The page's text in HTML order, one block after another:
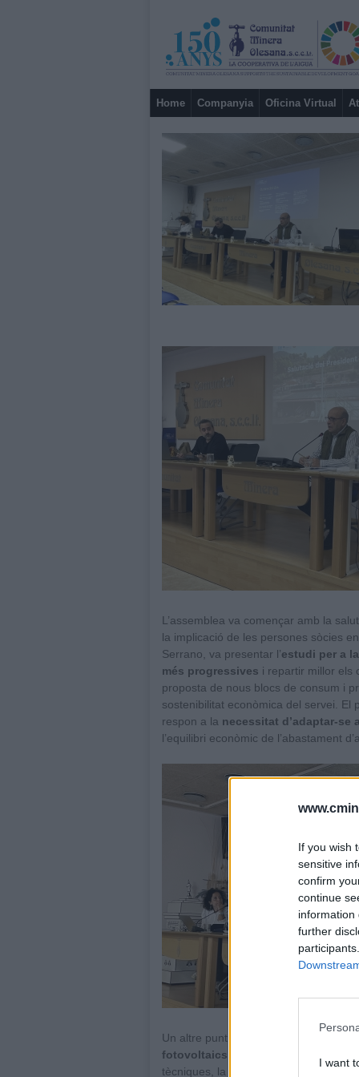
If you wish
sensitive
confirm
continue
information
further
I want
Home Companyia Oficina Virtual
L’assemblea va començar amb la
la implicació de les persones sòcies
Serrano, va presentar l’estudi per a
més progressives i repartir millor els
proposta de nous blocs de consum i
sostenibilitat econòmica del servei. El
respon a la necessitat d’adaptar-se
l’equilibri econòmic de l’abastament
Un altre punt destacat de l’ordre del
fotovoltaics a l’ETAP
tècniques, la producció estimada